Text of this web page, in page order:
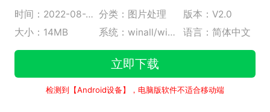
时间：2022-08-24 分类：图片处理
版本：V2.0
大小：14MB
系统：winall/win7/win10/win11 语言：简体中文
立即下载
检测到【Android设备】，电脑版软件不适合移动端